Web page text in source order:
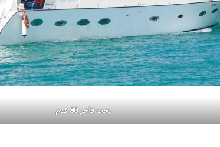
يخت فاخر 80 قدم